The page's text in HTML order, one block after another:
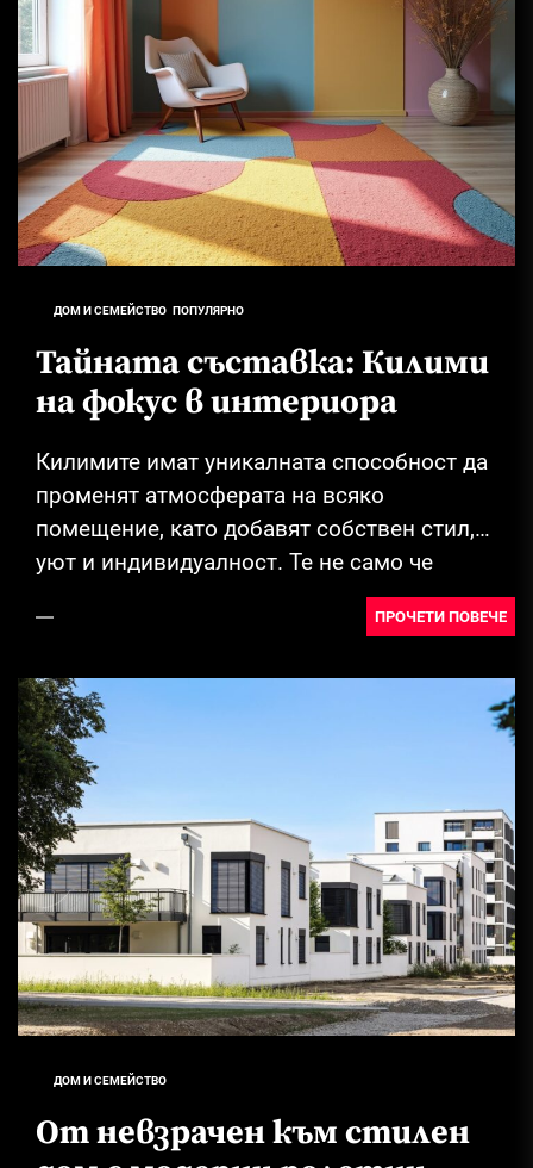
ДОМ И СЕМЕЙСТВО ПОПУЛЯРНО
Тайната съставка: Килими
на фокус в интериора
Килимите имат уникалната способност да
променят атмосферата на всяко
помещение, като добавят собствен стил,
уют и индивидуалност. Те не само че
служат като практични елементи,...
ПРОЧЕТИ ПОВЕЧЕ
ДОМ И СЕМЕЙСТВО
От невзрачен към стилен